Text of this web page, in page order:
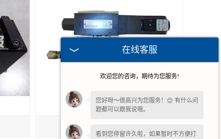
在线客服
欢迎您的咨询，期待为您服务!
您好呀～很高兴为您服务！😊 有什么问
题都可以跟我说哦。
看到您停留许久啦，如果暂时不方便打